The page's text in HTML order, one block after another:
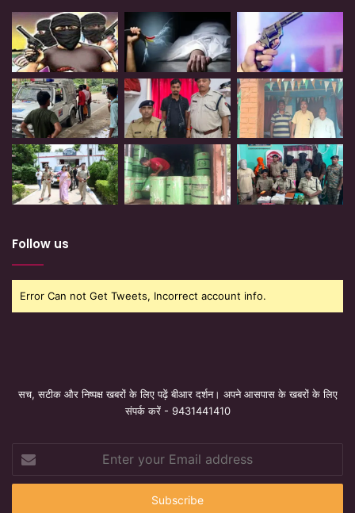
Follow us
Error Can not Get Tweets, Incorrect account info.
सच, सटीक और निष्पक्ष खबरों के लिए पढ़ें बीआर दर्शन। अपने आसपास के खबरों के लिए
संपर्क करें - 9431441410
your
Email